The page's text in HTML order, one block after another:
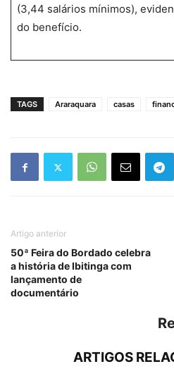
(3,44 salários mínimos),
do benefício.
TAGS Araraquara casas
Artigo anterior
50ª Feira do Bordado celebra
a história de Ibitinga com
lançamento de
documentário
ARTIGOS